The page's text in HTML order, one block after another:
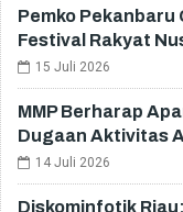
Pemko Pekanbaru
Festival Rakyat
15 Juli 2026
MMP Berharap
Dugaan Aktivitas
14 Juli 2026
Diskominfotik